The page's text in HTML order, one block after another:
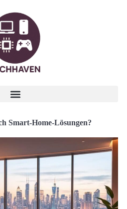
Smart-Home-Lösungen?